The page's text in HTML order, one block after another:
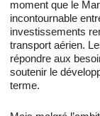
moment que le
incontournable
investissements
transport aérien.
répondre aux
soutenir le
terme.